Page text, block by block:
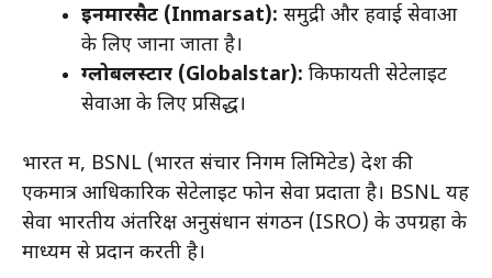
इनमारसैट (Inmarsat): समुद्री और हवाई सेवाओं
के लिए जाना जाता है।
ग्लोबलस्टार (Globalstar): किफायती सेटेलाइट
सेवाओं के लिए प्रसिद्ध।
भारत में, BSNL (भारत संचार निगम लिमिटेड) देश की
एकमात्र आधिकारिक सेटेलाइट फोन सेवा प्रदाता है। BSNL यह
सेवा भारतीय अंतरिक्ष अनुसंधान संगठन (ISRO) के उपग्रहों के
माध्यम से प्रदान करती है।